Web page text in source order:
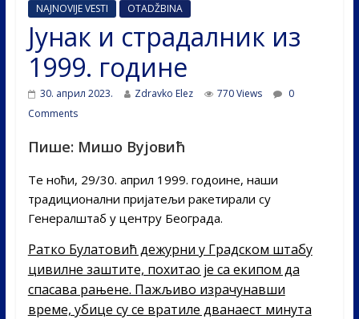
NAJNOVIJE VESTI OTADŽBINA
Јунак и страдалник из
1999. године
30. април 2023. Zdravko Elez 770 Views
0
Comments
Пише: Мишо Вујовић
Те ноћи, 29/30. април 1999. годоине, наши
традиционални пријатељи ракетирали су
Генералштаб у центру Београда.
Ратко Булатовић дежурни у Градском штабу
цивилне заштите, похитао је са екипом да
спасава рањене. Пажљиво израчунавши
време, убице су се вратиле дванаест минута